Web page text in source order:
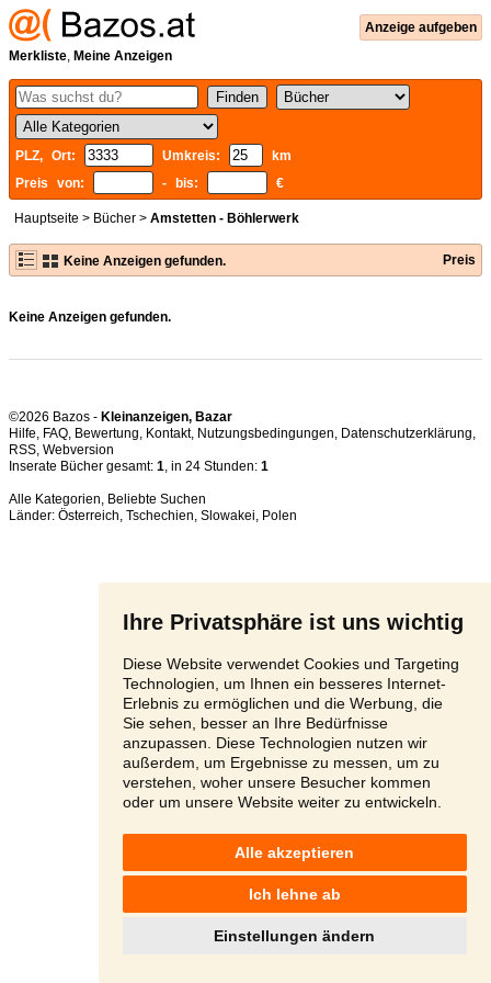
Ihre Privatsphäre ist uns wichtig
Diese Website verwendet Cookies und Targeting
Technologien, um Ihnen ein besseres Internet-
Erlebnis zu ermöglichen und die Werbung, die
Sie sehen, besser an Ihre Bedürfnisse
anzupassen. Diese Technologien nutzen wir
außerdem, um Ergebnisse zu messen, um zu
verstehen, woher unsere Besucher kommen
oder um unsere Website weiter zu entwickeln.
Alle akzeptieren
Ich lehne ab
Einstellungen ändern
Anzeige aufgeben
Merkliste, Meine Anzeigen
PLZ, Ort: Umkreis:
km
Preis von:
- bis: €
Hauptseite > Bücher > Amstetten - Böhlerwerk
Keine Anzeigen gefunden. Preis
Keine Anzeigen gefunden.
©2026 Bazos - Kleinanzeigen, Bazar
Hilfe, FAQ, Bewertung, Kontakt, Nutzungsbedingungen, Datenschutzerklärung,
RSS,
Inserate Bücher gesamt: 1, in 24 Stunden: 1
Alle Kategorien, Beliebte Suchen
Länder: Österreich, Tschechien, Slowakei, Polen